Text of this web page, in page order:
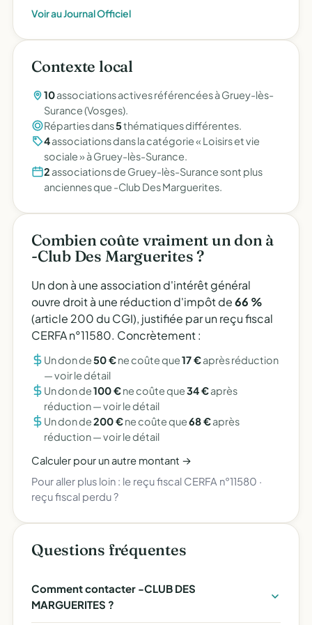
Voir au Journal Officiel
Contexte local
10associations actives référencées à Gruey-lès-
Surance (Vosges).
Réparties dans5thématiques différentes.
4associations dans la catégorie « Loisirs et vie
sociale » à Gruey-lès-Surance.
2 associations de Gruey-lès-Surance sont plus
anciennes que -Club Des Marguerites.
Combien coûte vraiment un don à
-Club Des Marguerites ?
Un don à une association d'intérêt général
ouvre droit à une réduction d'impôt de66 %
(article 200 du CGI), justifiée par un reçu fiscal
CERFA n°11580. Concrètement :
Un don de50 €ne coûte que17 €après réduction
—voir le détail
Un don de100 €ne coûte que34 €après
réduction —voir le détail
Un don de200 €ne coûte que68 €après
réduction —voir le détail
Calculer pour un autre montant →
Pour aller plus loin : le reçu fiscal CERFA n°11580 ·
reçu fiscal perdu ?
Questions fréquentes
Comment contacter -CLUB DES
MARGUERITES ?